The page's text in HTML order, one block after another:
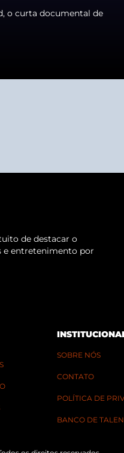
o curta documental de
de destacar o
e entretenimento por
SOBRE NÓS
CONTATO
POLÍTICA DE
BANCO DE